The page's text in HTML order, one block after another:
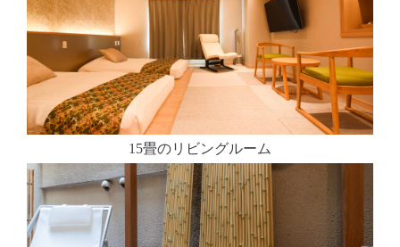
15畳のリビングルーム